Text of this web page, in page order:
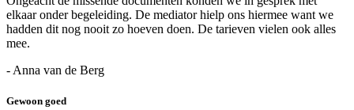
elkaar onder begeleiding. De mediator hielp ons hiermee want we
hadden dit nog nooit zo hoeven doen. De tarieven vielen ook alles
mee.
- Anna van de Berg
Gewoon goed